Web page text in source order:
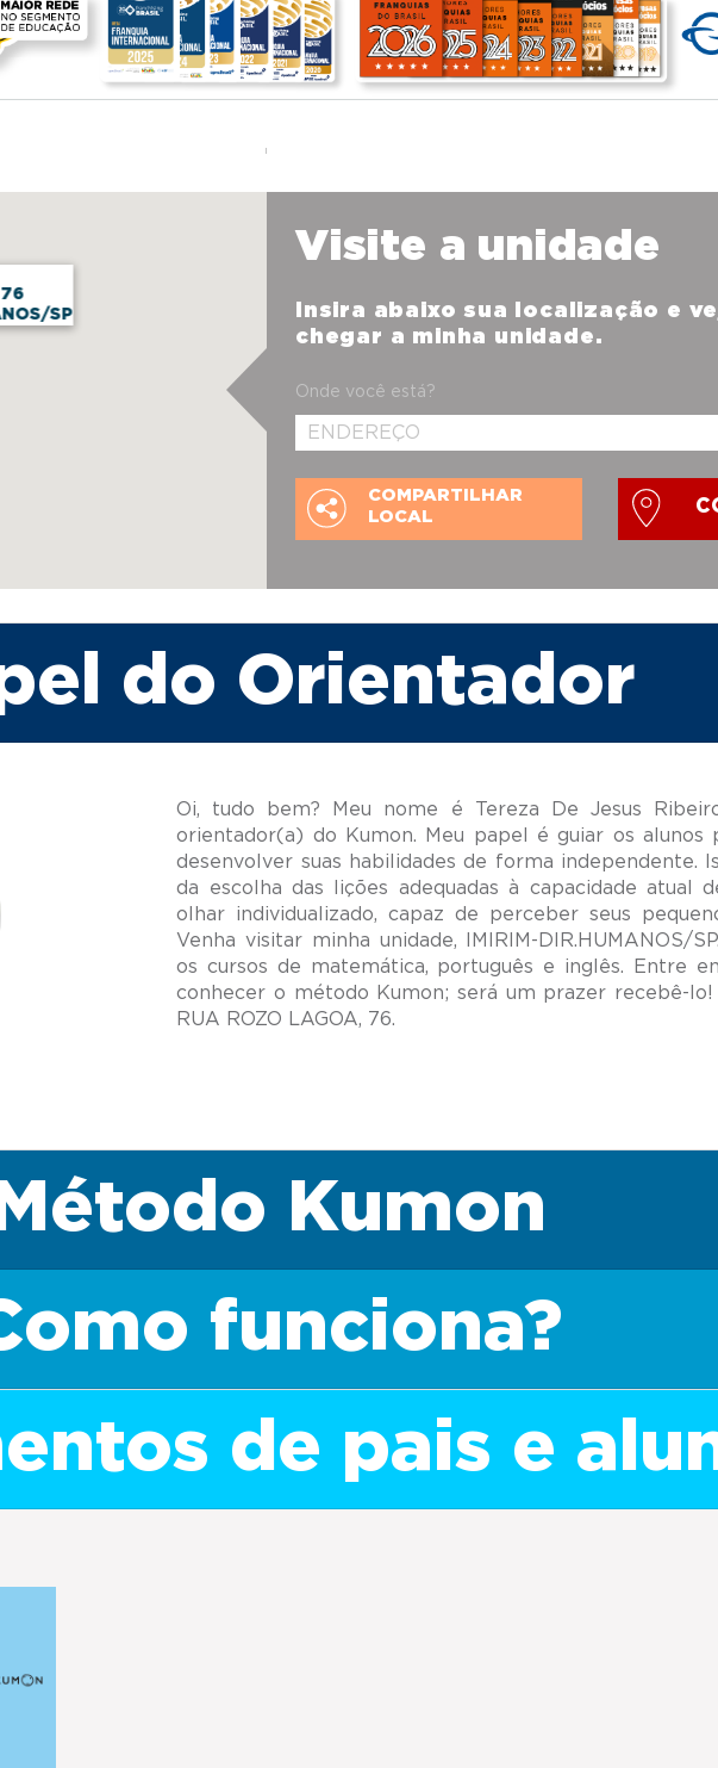
SP
Visite a unidade
Insira abaixo sua localização e
chegar a minha unidade.
Onde você está?
COMPARTILHAR
LOCAL
do Orientador
Oi, tudo bem? Meu nome é Tereza De Jesus
orientador(a) do Kumon. Meu papel é guiar os alunos
desenvolver suas habilidades de forma independente.
da escolha das lições adequadas à capacidade atual
olhar individualizado, capaz de perceber seus
Venha visitar minha unidade, IMIRIM-DIR.HUMANOS/
os cursos de matemática, português e inglês. Entre
conhecer o método Kumon; será um prazer recebê-lo!
Kumon
funciona?
de pais e